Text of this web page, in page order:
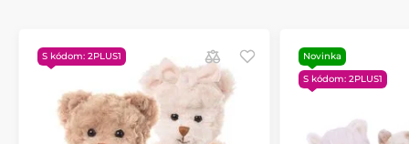
S kódom: 2PLUS1
Novinka
S kódom: 2PLUS1